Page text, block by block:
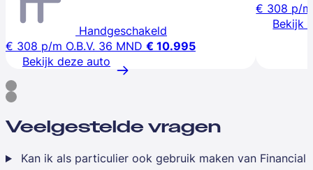
Handgeschakeld
€ 308 p/m O.B.V. 36 MND € 10.995
Bekijk deze auto
€ 308 p/m
Bekijk
Veelgestelde vragen
Kan ik als particulier ook gebruik maken van Financial